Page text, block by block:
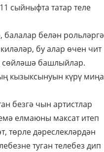
сыйныфта татар теле
балалар белән рольләргә
бу алар өчен чит
сөйләшә башлыйлар.
кызыксынуын күрү миңа
безгә чын артистлар
елмаюны максат итеп
төрле дәреслекләрдән
туган телебез дип